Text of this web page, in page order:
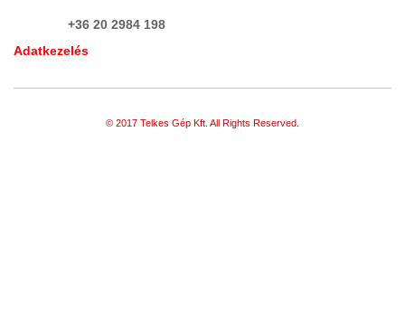
+36 20 2984 198
Adatkezelés
© 2017 Telkes Gép Kft. All Rights Reserved.